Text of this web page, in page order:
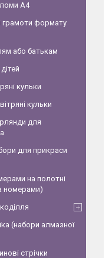
А4
грамоти формату
або батькам
кульки
кульки
для
для прикраси
на полотні
номерами)
(набори алмазної
стрічки